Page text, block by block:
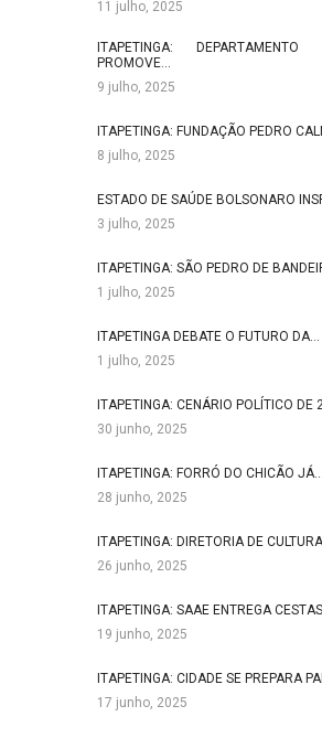
11 julho, 2025
ITAPETINGA:
PROMOVE…
9 julho, 2025
ITAPETINGA: FUNDAÇÃO PEDRO
8 julho, 2025
ESTADO DE SAÚDE BOLSONARO
3 julho, 2025
ITAPETINGA: SÃO PEDRO DE
1 julho, 2025
ITAPETINGA DEBATE O FUTURO DA…
1 julho, 2025
ITAPETINGA: CENÁRIO POLÍTICO DE
30 junho, 2025
ITAPETINGA: FORRÓ DO CHICÃO JÁ…
28 junho, 2025
ITAPETINGA: DIRETORIA DE
26 junho, 2025
ITAPETINGA: SAAE ENTREGA
19 junho, 2025
ITAPETINGA: CIDADE SE PREPARA
17 junho, 2025